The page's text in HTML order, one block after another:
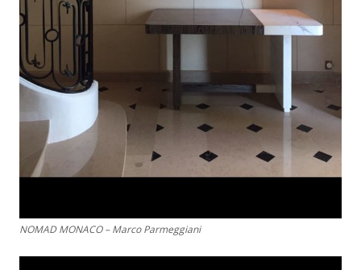
NOMAD MONACO – Marco Parmeggiani